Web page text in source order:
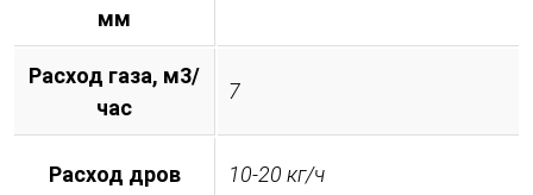
мм
Расход газа, м3/
час
7
Расход дров 10-20 кг/ч